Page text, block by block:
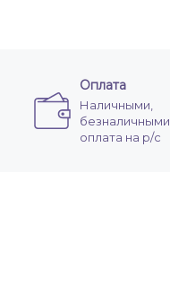
Оплата
Наличными,
безналичными,
оплата на р/с